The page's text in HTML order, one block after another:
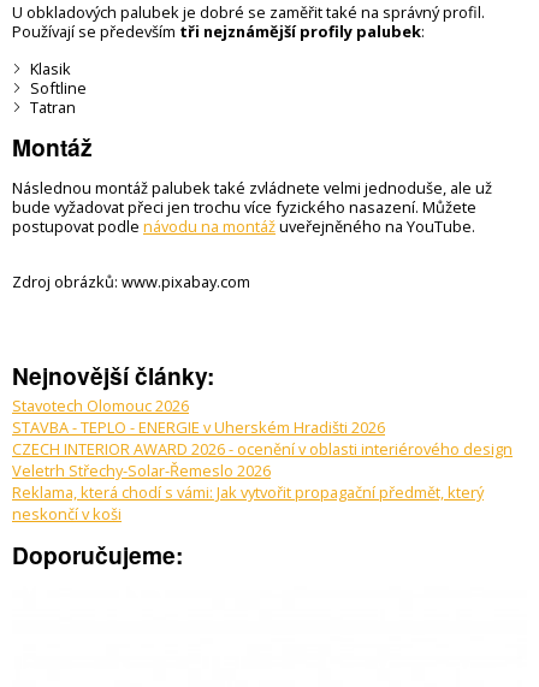
U obkladových palubek je dobré se zaměřit také na správný profil.
Používají se především tři nejznámější profily palubek:
Klasik
Softline
Tatran
Montáž
Následnou montáž palubek také zvládnete velmi jednoduše, ale už
bude vyžadovat přeci jen trochu více fyzického nasazení. Můžete
postupovat podle návodu na montážuveřejněného na YouTube.
Zdroj obrázků: www.pixabay.com
Nejnovější články:
Stavotech Olomouc 2026
STAVBA - TEPLO - ENERGIE v Uherském Hradišti 2026
CZECH INTERIOR AWARD 2026 - ocenění v oblasti interiérového design
Veletrh Střechy-Solar-Řemeslo 2026
Reklama, která chodí s vámi: Jak vytvořit propagační předmět, který
neskončí v koši
Doporučujeme: